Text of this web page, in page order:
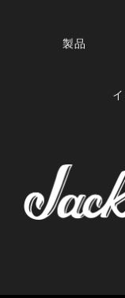
製品